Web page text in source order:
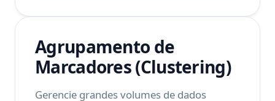
Agrupamento de
Marcadores (Clustering)
Gerencie grandes volumes de dados